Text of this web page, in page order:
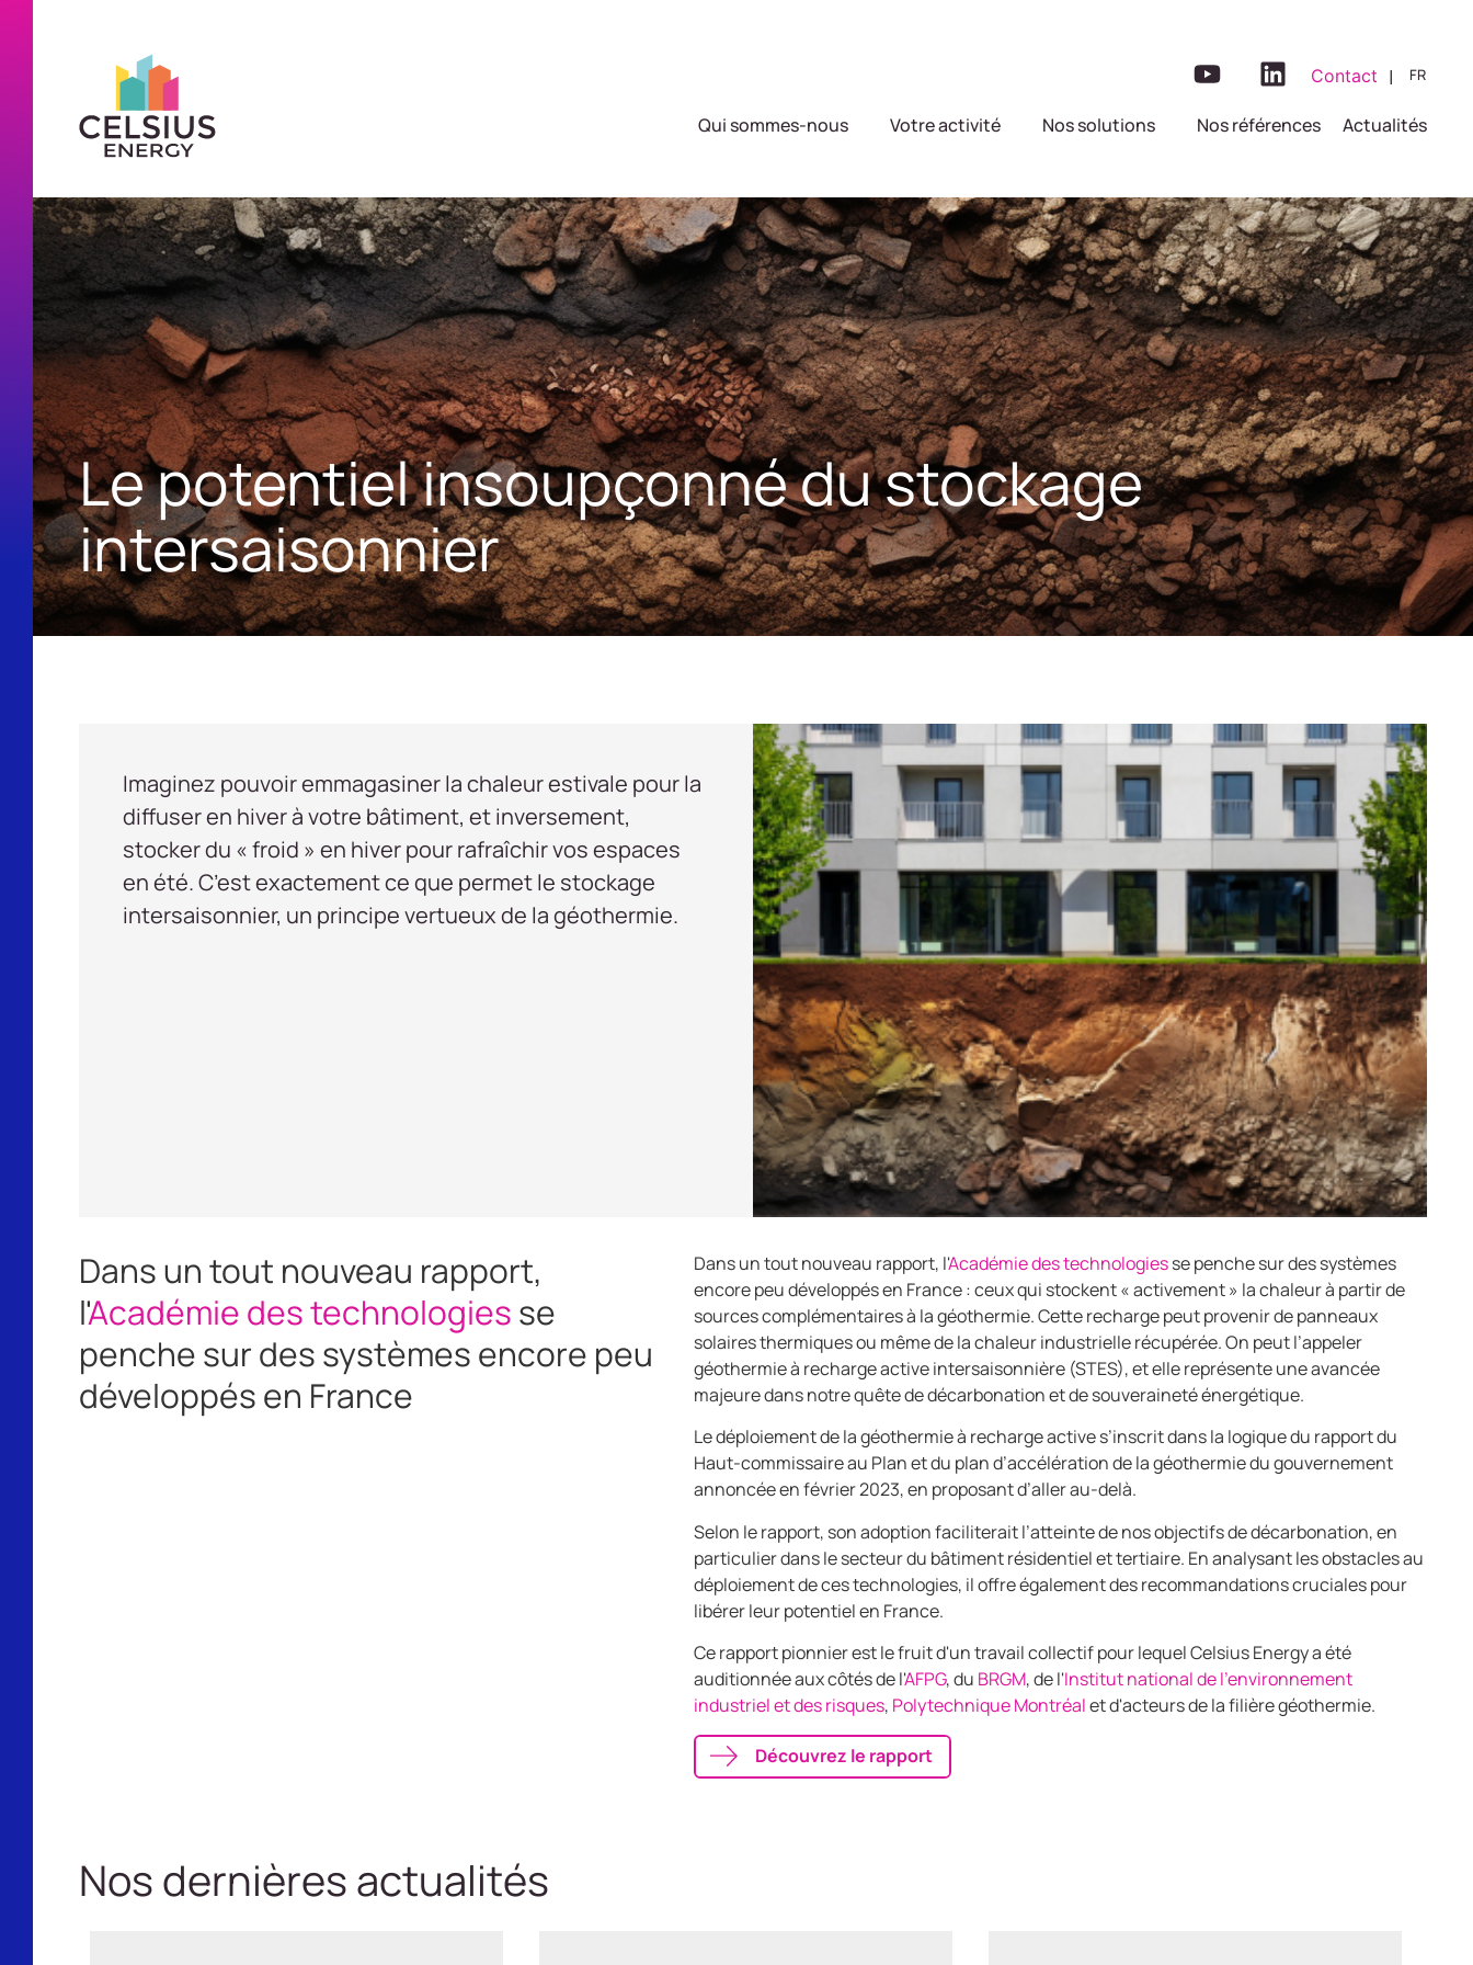
Contact | FR
Qui sommes-nous Votre activité Nos solutions Nos références Actualités
Le potentiel insoupçonné du stockage
intersaisonnier
Imaginez pouvoir emmagasiner la chaleur estivale pour la
diffuser en hiver à votre bâtiment, et inversement,
stocker du « froid » en hiver pour rafraîchir vos espaces
en été. C’est exactement ce que permet le stockage
intersaisonnier, un principe vertueux de la géothermie.
Dans un tout nouveau rapport,
l'Académie des technologiesse
penche sur des systèmes encore peu
développés en France
Dans un tout nouveau rapport, l'Académie des technologiesse penche sur des systèmes
encore peu développés en France : ceux qui stockent « activement » la chaleur à partir de
sources complémentaires à la géothermie. Cette recharge peut provenir de panneaux
solaires thermiques ou même de la chaleur industrielle récupérée. On peut l’appeler
géothermie à recharge active intersaisonnière (STES), et elle représente une avancée
majeure dans notre quête de décarbonation et de souveraineté énergétique.
Le déploiement de la géothermie à recharge active s’inscrit dans la logique du rapport du
Haut-commissaire au Plan et du plan d’accélération de la géothermie du gouvernement
annoncée en février 2023, en proposant d’aller au-delà.
Selon le rapport, son adoption faciliterait l’atteinte de nos objectifs de décarbonation, en
particulier dans le secteur du bâtiment résidentiel et tertiaire. En analysant les obstacles au
déploiement de ces technologies, il offre également des recommandations cruciales pour
libérer leur potentiel en France.
Ce rapport pionnier est le fruit d'un travail collectif pour lequel Celsius Energy a été
auditionnée aux côtés de l'AFPG, du BRGM, de l'Institut national de l'environnement
industriel et des risques, Polytechnique Montréalet d'acteurs de la filière géothermie.
Découvrez le rapport
Nos dernières actualités